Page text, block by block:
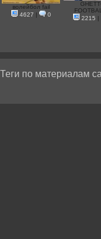
волейбол fail
4627
0
2215
Теги по материалам